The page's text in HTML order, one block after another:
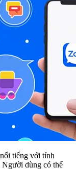
tiếng với tính
Người dùng có thể